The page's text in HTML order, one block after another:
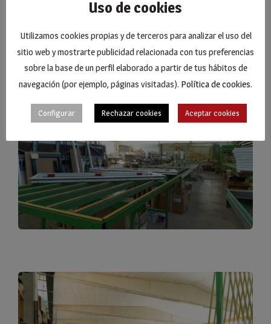
Uso de cookies
Utilizamos cookies propias y de terceros para analizar el uso del
sitio web y mostrarte publicidad relacionada con tus preferencias
sobre la base de un perfil elaborado a partir de tus hábitos de
navegación (por ejemplo, páginas visitadas). Política de cookies.
Configurar Rechazar cookies Aceptar cookies